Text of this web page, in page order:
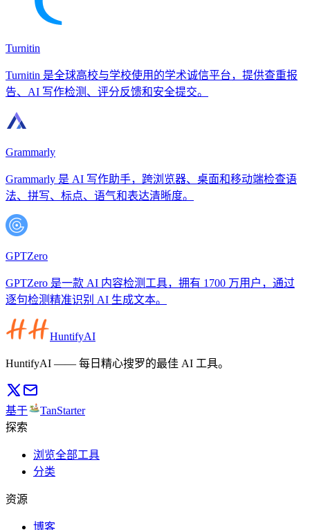
Turnitin
Turnitin 是全球高校与学校使用的学术诚信平台，提供查重报
告、AI 写作检测、评分反馈和安全提交。
Grammarly
Grammarly 是 AI 写作助手，跨浏览器、桌面和移动端检查语
法、拼写、标点、语气和表达清晰度。
GPTZero
GPTZero 是一款 AI 内容检测工具，拥有 1700 万用户，通过
逐句检测精准识别 AI 生成文本。
HuntifyAI
HuntifyAI —— 每日精心搜罗的最佳 AI 工具。
基于
TanStarter
探索
浏览全部工具
分类
资源
博客